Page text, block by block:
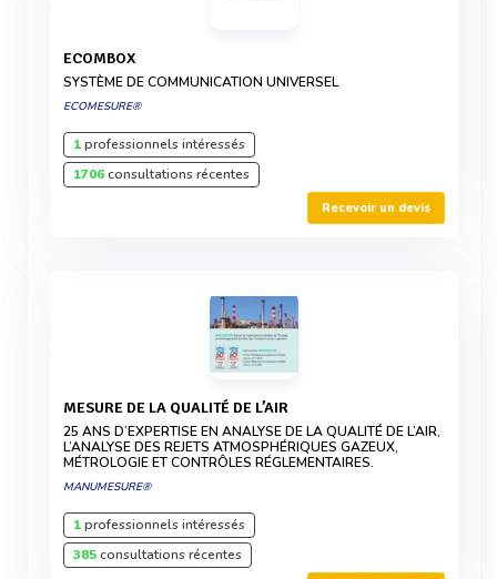
ECOMBOX
SYSTÈME DE COMMUNICATION UNIVERSEL
ECOMESURE®
1professionnels intéressés
1706consultations récentes
Recevoir un devis
MESURE DE LA QUALITÉ DE L’AIR
25 ANS D’EXPERTISE EN ANALYSE DE LA QUALITÉ DE L’AIR,
L’ANALYSE DES REJETS ATMOSPHÉRIQUES GAZEUX,
MÉTROLOGIE ET CONTRÔLES RÉGLEMENTAIRES.
MANUMESURE®
1professionnels intéressés
385consultations récentes